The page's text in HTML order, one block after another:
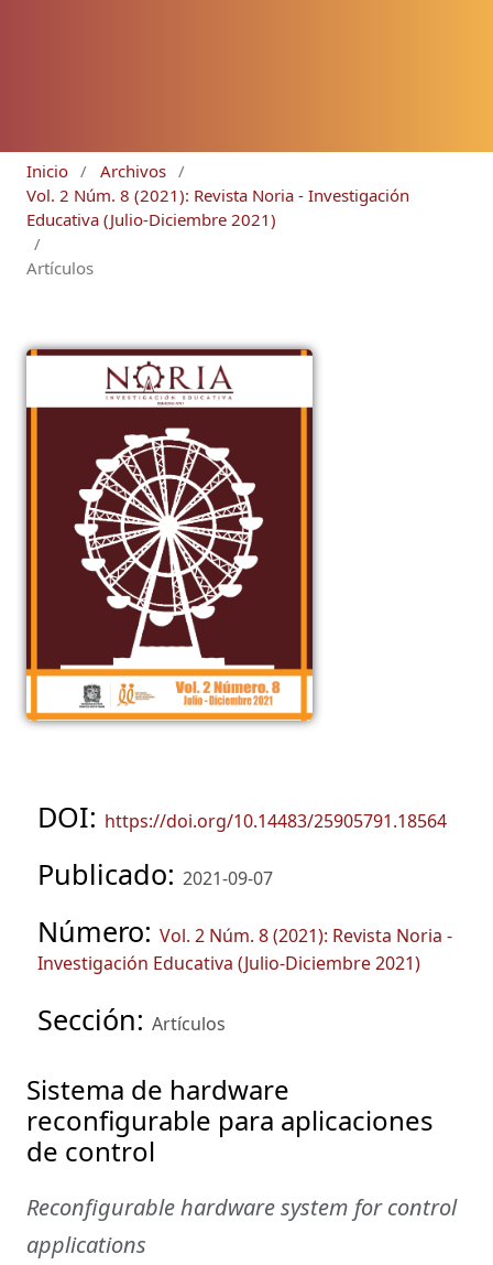
Inicio / Archivos /
Vol. 2 Núm. 8 (2021): Revista Noria - Investigación
Educativa (Julio-Diciembre 2021)
/
Artículos
DOI: https://doi.org/10.14483/25905791.18564
Publicado: 2021-09-07
Número: Vol. 2 Núm. 8 (2021): Revista Noria -
Investigación Educativa (Julio-Diciembre 2021)
Sección: Artículos
Sistema de hardware
reconfigurable para aplicaciones
de control
Reconfigurable hardware system for control
applications